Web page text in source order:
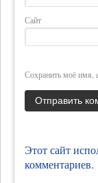
Сайт
Сохранить моё имя,
Этот сайт
комментариев.